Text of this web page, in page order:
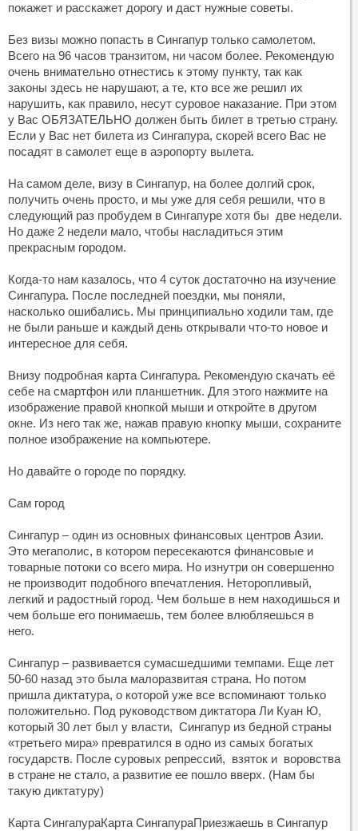
покажет и расскажет дорогу и даст нужные советы.
Без визы можно попасть в Сингапур только самолетом.
Всего на 96 часов транзитом, ни часом более. Рекомендую
очень внимательно отнестись к этому пункту, так как
законы здесь не нарушают, а те, кто все же решил их
нарушить, как правило, несут суровое наказание. При этом
у Вас ОБЯЗАТЕЛЬНО должен быть билет в третью страну.
Если у Вас нет билета из Сингапура, скорей всего Вас не
посадят в самолет еще в аэропорту вылета.
На самом деле, визу в Сингапур, на более долгий срок,
получить очень просто, и мы уже для себя решили, что в
следующий раз пробудем в Сингапуре хотя бы две недели.
Но даже 2 недели мало, чтобы насладиться этим
прекрасным городом.
Когда-то нам казалось, что 4 суток достаточно на изучение
Сингапура. После последней поездки, мы поняли,
насколько ошибались. Мы принципиально ходили там, где
не были раньше и каждый день открывали что-то новое и
интересное для себя.
Внизу подробная карта Сингапура. Рекомендую скачать её
себе на смартфон или планшетник. Для этого нажмите на
изображение правой кнопкой мыши и откройте в другом
окне. Из него так же, нажав правую кнопку мыши, сохраните
полное изображение на компьютере.
Но давайте о городе по порядку.
Сам город
Сингапур – один из основных финансовых центров Азии.
Это мегаполис, в котором пересекаются финансовые и
товарные потоки со всего мира. Но изнутри он совершенно
не производит подобного впечатления. Неторопливый,
легкий и радостный город. Чем больше в нем находишься и
чем больше его понимаешь, тем более влюбляешься в
него.
Сингапур – развивается сумасшедшими темпами. Еще лет
50-60 назад это была малоразвитая страна. Но потом
пришла диктатура, о которой уже все вспоминают только
положительно. Под руководством диктатора Ли Куан Ю,
который 30 лет был у власти, Сингапур из бедной страны
«третьего мира» превратился в одно из самых богатых
государств. После суровых репрессий, взяток и воровства
в стране не стало, а развитие ее пошло вверх. (Нам бы
такую диктатуру)
Карта СингапураКарта СингапураПриезжаешь в Сингапур